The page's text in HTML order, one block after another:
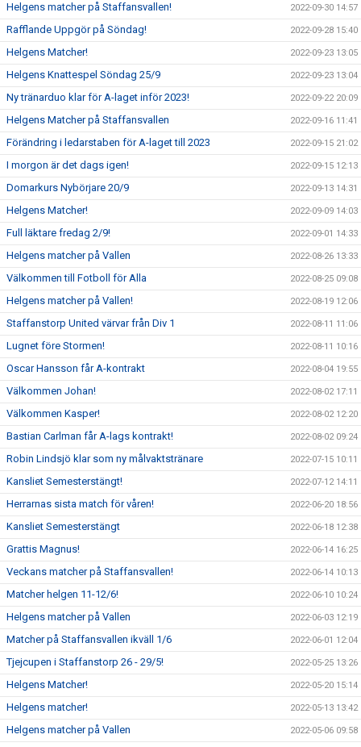
Helgens matcher på Staffansvallen! 2022-09-30 14:57
Rafflande Uppgör på Söndag! 2022-09-28 15:40
Helgens Matcher! 2022-09-23 13:05
Helgens Knattespel Söndag 25/9 2022-09-23 13:04
Ny tränarduo klar för A-laget inför 2023! 2022-09-22 20:09
Helgens Matcher på Staffansvallen 2022-09-16 11:41
Förändring i ledarstaben för A-laget till 2023 2022-09-15 21:02
I morgon är det dags igen! 2022-09-15 12:13
Domarkurs Nybörjare 20/9 2022-09-13 14:31
Helgens Matcher! 2022-09-09 14:03
Full läktare fredag 2/9! 2022-09-01 14:33
Helgens matcher på Vallen 2022-08-26 13:33
Välkommen till Fotboll för Alla 2022-08-25 09:08
Helgens matcher på Vallen! 2022-08-19 12:06
Staffanstorp United värvar från Div 1 2022-08-11 11:06
Lugnet före Stormen! 2022-08-11 10:16
Oscar Hansson får A-kontrakt 2022-08-04 19:55
Välkommen Johan! 2022-08-02 17:11
Välkommen Kasper! 2022-08-02 12:20
Bastian Carlman får A-lags kontrakt! 2022-08-02 09:24
Robin Lindsjö klar som ny målvaktstränare 2022-07-15 10:11
Kansliet Semesterstängt! 2022-07-12 14:11
Herrarnas sista match för våren! 2022-06-20 18:56
Kansliet Semesterstängt 2022-06-18 12:38
Grattis Magnus! 2022-06-14 16:25
Veckans matcher på Staffansvallen! 2022-06-14 10:13
Matcher helgen 11-12/6! 2022-06-10 10:24
Helgens matcher på Vallen 2022-06-03 12:19
Matcher på Staffansvallen ikväll 1/6 2022-06-01 12:04
Tjejcupen i Staffanstorp 26 - 29/5! 2022-05-25 13:26
Helgens Matcher! 2022-05-20 15:14
Helgens matcher! 2022-05-13 13:42
Helgens matcher på Vallen 2022-05-06 09:58